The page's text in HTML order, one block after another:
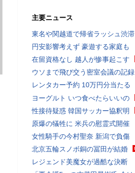
主要ニュース
東名や関越道で帰省ラッシュ渋滞
円安影響考えず 豪遊する家庭も
在留資格なし 越人が惨事起こす
ウソまで飛び交う密室会議の記録
レンタカー予約 10万円分当たる
ヨーグルト いつ食べたらいいの
性接待疑惑 韓国サッカー協釈明
原爆の犠牲に 米兵の慰霊式開催
女性騎手の今村聖奈 新潟で負傷
北京五輪スノボ銅の冨田が結婚
レジェンド美魔女が過酷な決断